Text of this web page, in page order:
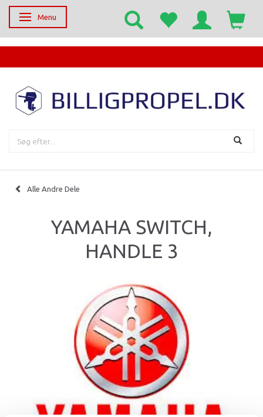
Skifte navigation
Menu
Alle Andre Dele
YAMAHA SWITCH,
HANDLE 3